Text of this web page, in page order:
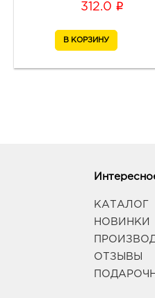
312.0 i
КАТАЛОГ
НОВИНКИ
ОТЗЫВЫ